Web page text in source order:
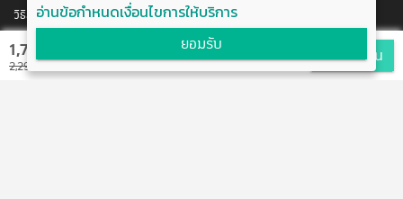
1,790 บาท
2,290 บาท สมัครเรียน
(เกียรตินิยมอันดับ 2)
วิธีสมัคร/ชำระเงิน
พัฒนาโดย บริษัท อัพบีน จำกัด
อ่านข้อกำหนดเงื่อนไขการให้บริการ
ยอมรับ